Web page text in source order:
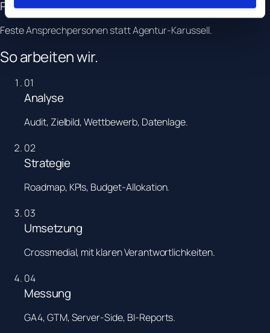
Persönlich
Feste Ansprechpersonen statt Agentur-Karussell.
Soarbeitenwir.
01
Analyse
Audit, Zielbild, Wettbewerb, Datenlage.
02
Strategie
Roadmap, KPIs, Budget-Allokation.
03
Umsetzung
Crossmedial, mit klaren Verantwortlichkeiten.
04
Messung
GA4, GTM, Server-Side, BI-Reports.